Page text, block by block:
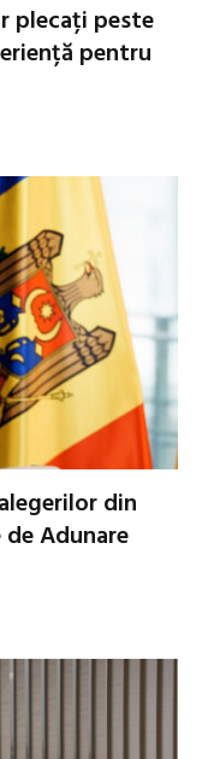
plecați peste
pentru
din
de Adunare